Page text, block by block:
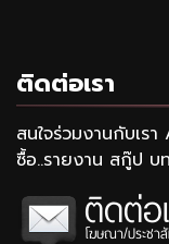
ติดต่อเรา
สนใจร่วมงานกับเร
ซื้อ..รายงาน สกู๊ป บ